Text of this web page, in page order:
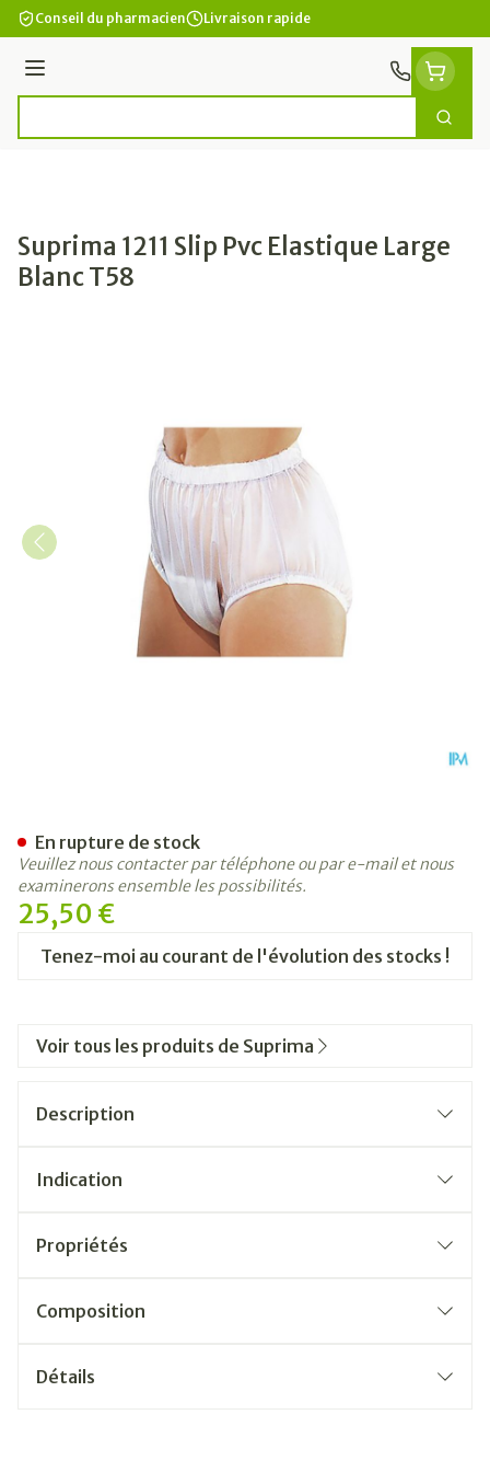
Aller au contenu
Conseil du pharmacien Livraison rapide
Menu
Suprima 1211 Slip Pvc Elastique Large
Blanc T58
25,50 €
Tenez-moi au courant de l'évolution des stocks !
En rupture de stock
Veuillez nous contacter par téléphone ou par e-mail et nous
examinerons ensemble les possibilités.
Voir tous les produits de Suprima
Description
Indication
Propriétés
Composition
Détails